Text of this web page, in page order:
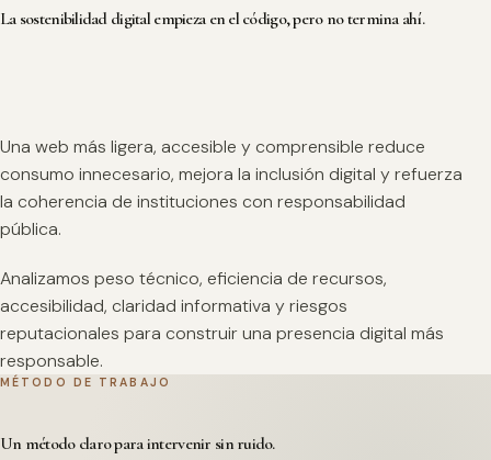
La sostenibilidad digital empieza en el código, pero no termina ahí.
Una web más ligera, accesible y comprensible reduce
consumo innecesario, mejora la inclusión digital y refuerza
la coherencia de instituciones con responsabilidad
pública.
Analizamos peso técnico, eficiencia de recursos,
accesibilidad, claridad informativa y riesgos
reputacionales para construir una presencia digital más
responsable.
MÉTODO DE TRABAJO
Un método claro para intervenir sin ruido.